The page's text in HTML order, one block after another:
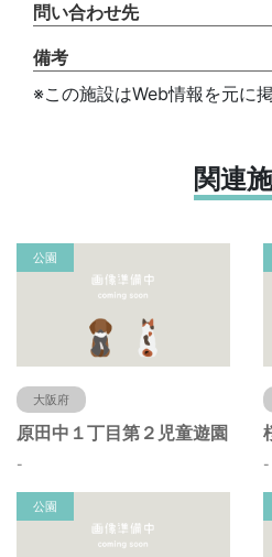
問い合わせ先
備考
※この施設はWeb情報を元に
関連
公園
大阪府
原田中１丁目第２児童遊園
- -
公園